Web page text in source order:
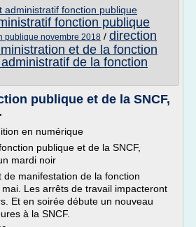
administratif fonction publique
fonction publique
publique novembre 2018 / direction
et de la fonction
de la fonction
publique et de la SNCF,
en numérique
publique et de la SNCF,
mardi noir
manifestation de la fonction
Les arrêts de travail impacteront
Et en soirée débute un nouveau
à la SNCF.